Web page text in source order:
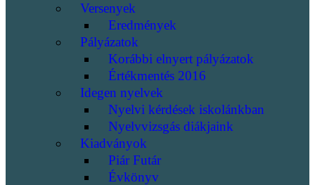
Versenyek
Eredmények
Pályázatok
Korábbi elnyert pályázatok
Értékmentés 2016
Idegen nyelvek
Nyelvi kérdések iskolánkban
Nyelvvizsgás diákjaink
Kiadványok
Piár Futár
Évkönyv